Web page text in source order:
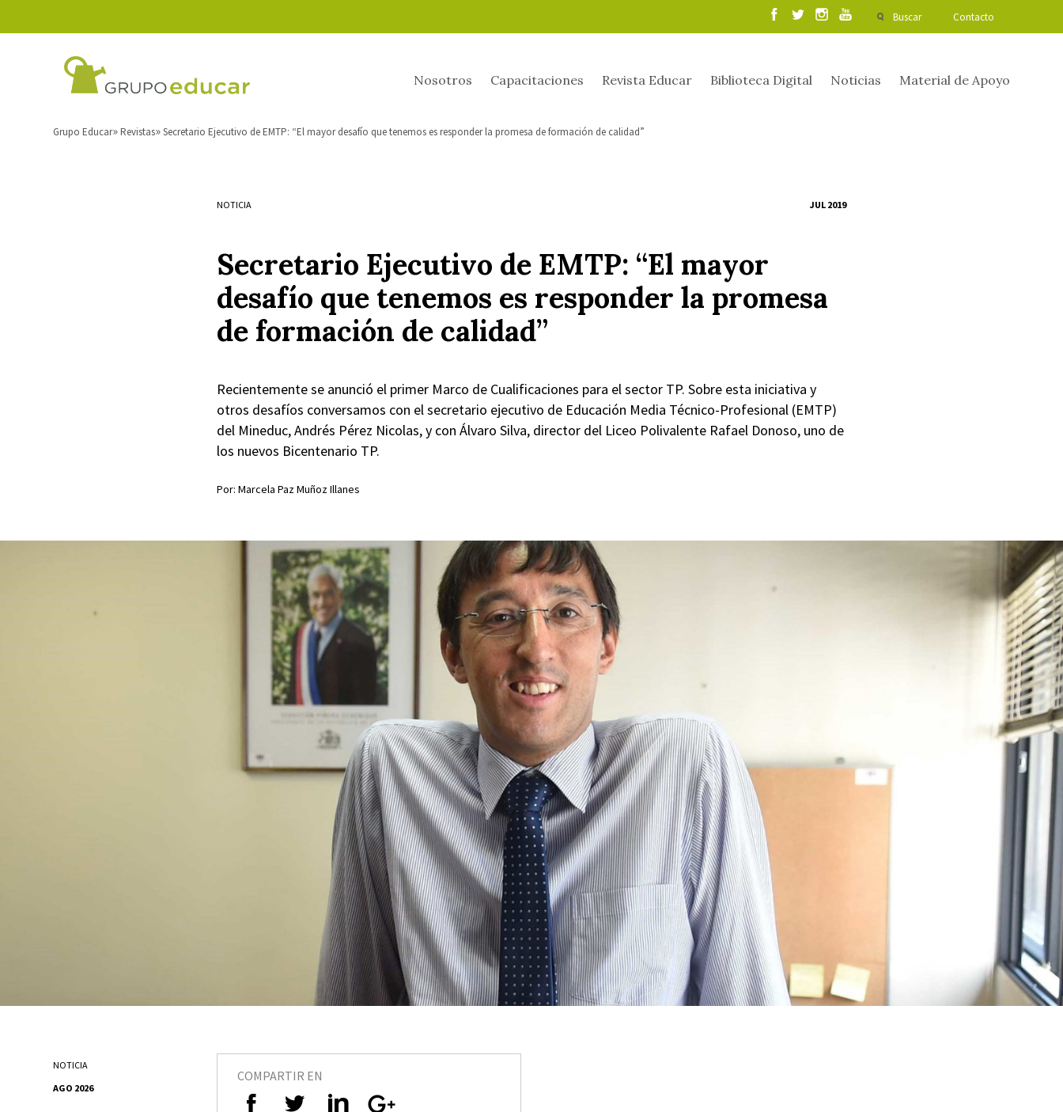
Buscar Contacto
Nosotros Capacitaciones Revista Educar Biblioteca Digital Noticias Material de Apoyo
Grupo Educar Revistas Secretario Ejecutivo de EMTP: “El mayor desafío que tenemos es responder la promesa de formación de calidad”
NOTICIA JUL 2019
Secretario Ejecutivo de EMTP: “El mayor
desafío que tenemos es responder la promesa
de formación de calidad”
Recientemente se anunció el primer Marco de Cualificaciones para el sector TP. Sobre esta iniciativa y
otros desafíos conversamos con el secretario ejecutivo de Educación Media Técnico-Profesional (EMTP)
del Mineduc, Andrés Pérez Nicolas, y con Álvaro Silva, director del Liceo Polivalente Rafael Donoso, uno de
los nuevos Bicentenario TP.
Por: Marcela Paz Muñoz Illanes
NOTICIA
AGO 2026
COMPARTIR EN